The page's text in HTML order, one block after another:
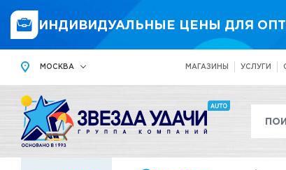
ИНДИВИДУАЛЬНЫЕ ЦЕНЫ ДЛЯ
МОСКВА МАГАЗИНЫ УСЛУГИ